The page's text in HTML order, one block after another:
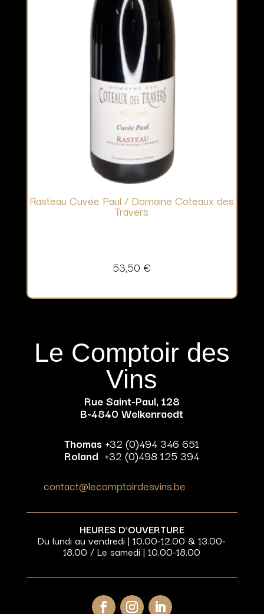
Rasteau Cuvée Paul / Domaine Coteaux des
Travers
53,50 €
Le Comptoir des
Vins
Rue Saint-Paul, 128
B-4840 Welkenraedt
Thomas +32 (0)494 346 651
Roland +32 (0)498 125 394
contact@lecomptoirdesvins.be
HEURES D’OUVERTURE
Du lundi au vendredi | 10.00-12.00 & 13.00-
18.00 / Le samedi | 10.00-18.00